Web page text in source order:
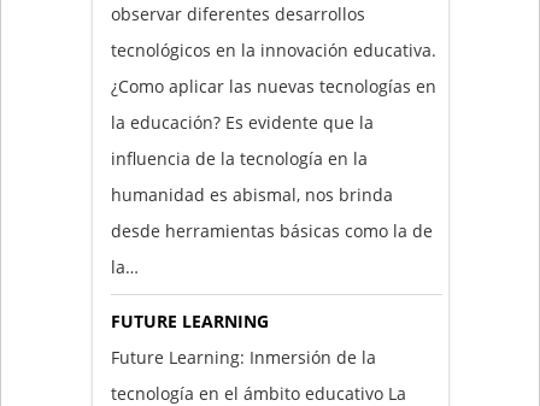
observar diferentes desarrollos
tecnológicos en la innovación educativa.
¿Como aplicar las nuevas tecnologías en
la educación? Es evidente que la
influencia de la tecnología en la
humanidad es abismal, nos brinda
desde herramientas básicas como la de
la…
FUTURE LEARNING
Future Learning: Inmersión de la
tecnología en el ámbito educativo La